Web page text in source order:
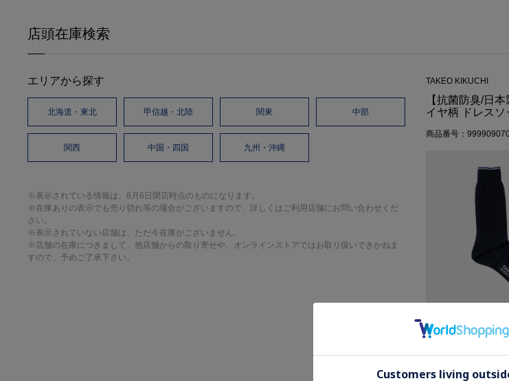
店頭在庫検索
エリアから探す
北海道・東北 甲信越・北陸 関東 中部
関西 中国・四国 九州・沖縄
※表示されている情報は、8月6日閉店時点のものになります。
※在庫ありの表示でも売り切れ等の場合がございますので、詳しくはご利用店舗にお問い合わせくだ
さい。
※表示されていない店舗は、ただ今在庫がございません。
※店舗の在庫につきまして、他店舗からの取り寄せや、オンラインストアではお取り扱いできかねま
すので、予めご了承下さい。
TAKEO KIKUCHI
【抗菌防臭/日
イヤ柄 ドレスソ
商品番号：